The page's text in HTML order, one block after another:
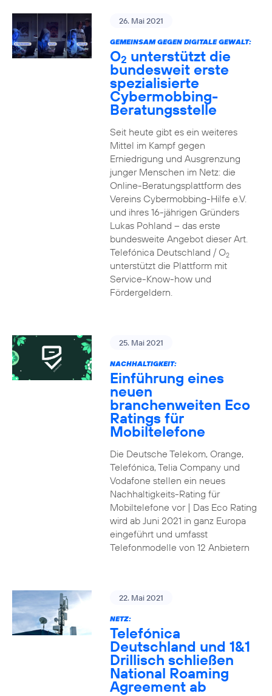
26. Mai 2021
GEMEINSAM GEGEN DIGITALE GEWALT:
O2 unterstützt die
bundesweit erste
spezialisierte
Cybermobbing-
Beratungsstelle
Seit heute gibt es ein weiteres
Mittel im Kampf gegen
Erniedrigung und Ausgrenzung
junger Menschen im Netz: die
Online-Beratungsplattform des
Vereins Cybermobbing-Hilfe e.V.
und ihres 16-jährigen Gründers
Lukas Pohland – das erste
bundesweite Angebot dieser Art.
Telefónica Deutschland / O2
unterstützt die Plattform mit
Service-Know-how und
Fördergeldern.
25. Mai 2021
NACHHALTIGKEIT:
Einführung eines
neuen
branchenweiten Eco
Ratings für
Mobiltelefone
Die Deutsche Telekom, Orange,
Telefónica, Telia Company und
Vodafone stellen ein neues
Nachhaltigkeits-Rating für
Mobiltelefone vor | Das Eco Rating
wird ab Juni 2021 in ganz Europa
eingeführt und umfasst
Telefonmodelle von 12 Anbietern
22. Mai 2021
NETZ:
Telefónica
Deutschland und 1&1
Drillisch schließen
National Roaming
Agreement ab